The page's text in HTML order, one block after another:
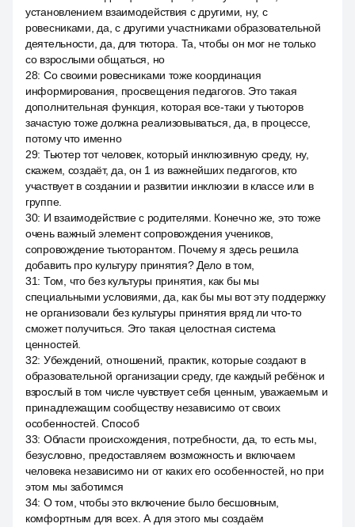
установлением взаимодействия с другими, ну, с
ровесниками, да, с другими участниками образовательной
деятельности, да, для тютора. Та, чтобы он мог не только
со взрослыми общаться, но
28: Со своими ровесниками тоже координация
информирования, просвещения педагогов. Это такая
дополнительная функция, которая все-таки у тьюторов
зачастую тоже должна реализовываться, да, в процессе,
потому что именно
29: Тьютер тот человек, который инклюзивную среду, ну,
скажем, создаёт, да, он 1 из важнейших педагогов, кто
участвует в создании и развитии инклюзии в классе или в
группе.
30: И взаимодействие с родителями. Конечно же, это тоже
очень важный элемент сопровождения учеников,
сопровождение тьюторантом. Почему я здесь решила
добавить про культуру принятия? Дело в том,
31: Том, что без культуры принятия, как бы мы
специальными условиями, да, как бы мы вот эту поддержку
не организовали без культуры принятия вряд ли что-то
сможет получиться. Это такая целостная система
ценностей.
32: Убеждений, отношений, практик, которые создают в
образовательной организации среду, где каждый ребёнок и
взрослый в том числе чувствует себя ценным, уважаемым и
принадлежащим сообществу независимо от своих
особенностей. Способ
33: Области происхождения, потребности, да, то есть мы,
безусловно, предоставляем возможность и включаем
человека независимо ни от каких его особенностей, но при
этом мы заботимся
34: О том, чтобы это включение было бесшовным,
комфортным для всех. А для этого мы создаём